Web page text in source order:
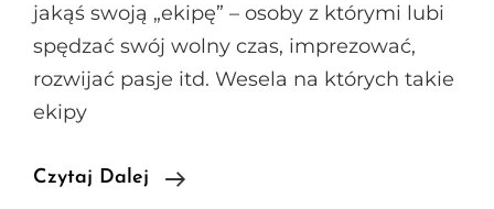
jakąś swoją „ekipę” – osoby z którymi lubi
spędzać swój wolny czas, imprezować,
rozwijać pasje itd. Wesela na których takie
ekipy
Czytaj Dalej
Wrześniowy